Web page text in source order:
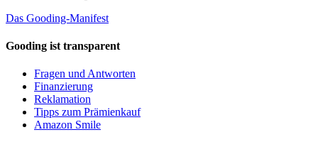
Das Gooding-Manifest
Gooding ist transparent
Fragen und Antworten
Finanzierung
Reklamation
Tipps zum Prämienkauf
Amazon Smile